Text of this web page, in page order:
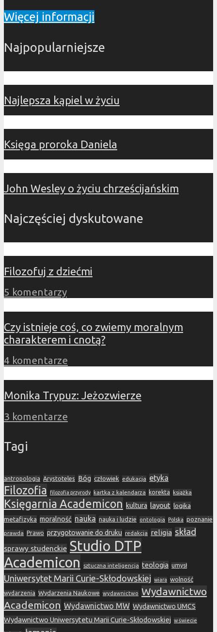
Więcej informacji
Najpopularniejsze
Najlepsza kąpiel w życiu
Księga proroka Daniela
John Wesley o życiu chrześcijańskim
Najczęściej dyskutowane
Filozofuj z dziećmi
5 komentarzy
Czy istnieje coś, co zwiemy moralnym
charakterem i cnotą?
4 komentarze
Monika Trypuz: Jeżozwierze
3 komentarze
Tagi
antropologia Arystoteles Bóg człowiek edukacja etyka
Filozofia filozofia przyrody kartka z kalendarza korekta książka
Księgarnia Academicon kultura layout logika
metafizyka moralność nauka nauka i ludzie ontologia Polska poznanie
prawda Prawo przygotowanie do druku redakcja religia skład
sprawy studenckie Studio DTP
Academicon
sztuczna inteligencja teologia umysł
Uniwersytet Marii Curie-Skłodowskiej wiara wolność
wydarzenia Wydarzenia Naukowe wydawnictwo Wydawnictwo
Academicon Wydawnictwo MW Wydawnictwo UMCS
Wydawnictwo Uniwersytetu Marii Curie-Skłodowskiej w świecie